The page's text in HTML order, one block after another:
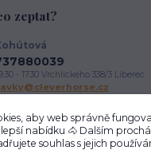
zeptat?
- 17.30 Vrchlického 338/3 Liberec
aby web správně
nabídku 🐴 Dalším
souhlas s jejich